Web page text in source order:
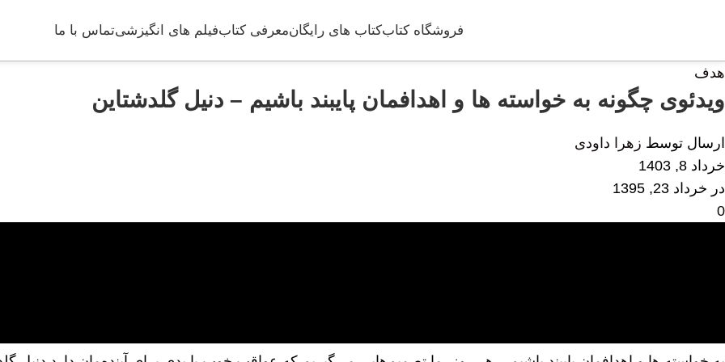
فروشگاه کتابکتاب های رایگانمعرفی کتابفیلم های انگیزشیتماس با ما
هدف
ویدئوی چگونه به خواسته ها و اهدافمان پایبند باشیم – دنیل گلدشتاین
ارسال توسط زهرا داودی
خرداد 8, 1403
در خرداد 23, 1395
0